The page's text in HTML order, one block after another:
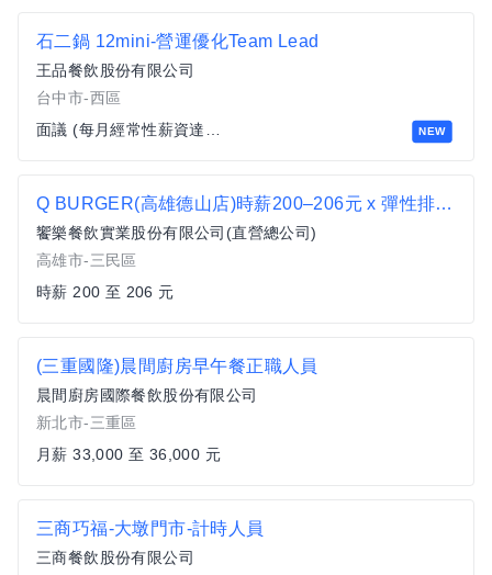
NEW
石二鍋 12mini-營運優化Team Lead
王品餐飲股份有限公司
台中市-西區
Q BURGER(高雄德山店)時薪200–206元 x 彈性排班 x 雙週發薪快又讚
饗樂餐飲實業股份有限公司(直營總公司)
高雄市-三民區
時薪 200 至 206 元
(三重國隆)晨間廚房早午餐正職人員
晨間廚房國際餐飲股份有限公司
新北市-三重區
月薪 33,000 至 36,000 元
三商巧福-大墩門市-計時人員
三商餐飲股份有限公司